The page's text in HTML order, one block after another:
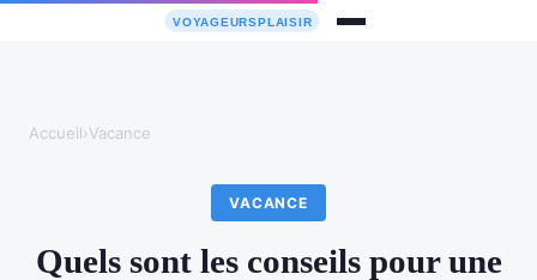
Accueil›Vacance
VACANCE
Quels sont les conseils pour une